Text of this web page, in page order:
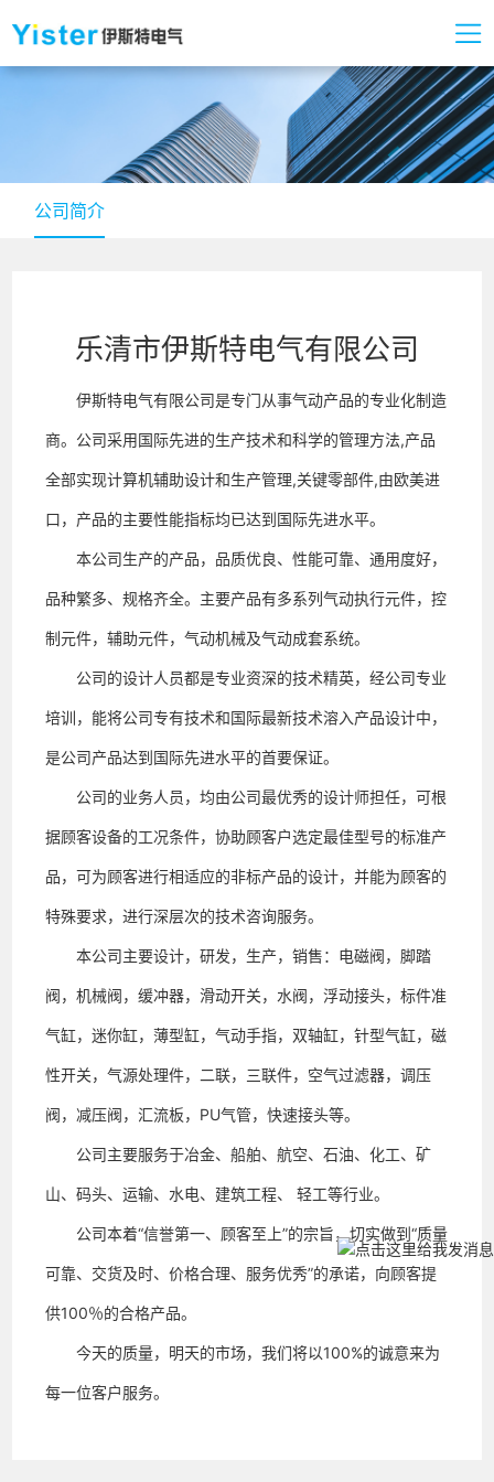
公司简介
乐清市伊斯特电气有限公司
伊斯特电气有限公司是专门从事气动产品的专业化制造
商。公司采用国际先进的生产技术和科学的管理方法,产品
全部实现计算机辅助设计和生产管理,关键零部件,由欧美进
口，产品的主要性能指标均已达到国际先进水平。
本公司生产的产品，品质优良、性能可靠、通用度好，
品种繁多、规格齐全。主要产品有多系列气动执行元件，控
制元件，辅助元件，气动机械及气动成套系统。
公司的设计人员都是专业资深的技术精英，经公司专业
培训，能将公司专有技术和国际最新技术溶入产品设计中，
是公司产品达到国际先进水平的首要保证。
公司的业务人员，均由公司最优秀的设计师担任，可根
据顾客设备的工况条件，协助顾客户选定最佳型号的标准产
品，可为顾客进行相适应的非标产品的设计，并能为顾客的
特殊要求，进行深层次的技术咨询服务。
本公司主要设计，研发，生产，销售：电磁阀，脚踏
阀，机械阀，缓冲器，滑动开关，水阀，浮动接头，标件准
气缸，迷你缸，薄型缸，气动手指，双轴缸，针型气缸，磁
性开关，气源处理件，二联，三联件，空气过滤器，调压
阀，减压阀，汇流板， PU气管，快速接头等。
公司主要服务于冶金、船舶、航空、石油、化工、矿
山、码头、运输、水电、建筑工程、 轻工等行业。
公司本着“信誉第一、顾客至上”的宗旨，切实做到“质量
可靠、交货及时、价格合理、服务优秀”的承诺，向顾客提
供100％的合格产品。
今天的质量，明天的市场，我们将以100%的诚意来为
每一位客户服务。